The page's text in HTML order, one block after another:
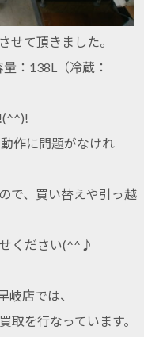
て頂きました。
：138L（冷蔵：
作に問題がなけれ
で、買い替えや引っ越
ください(^^♪
岐店では、
取を行なっています。